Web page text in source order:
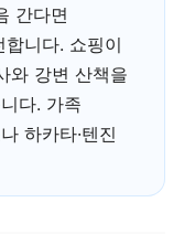
간다면
니다. 쇼핑이
와 강변 산책을
다. 가족
하카타·텐진